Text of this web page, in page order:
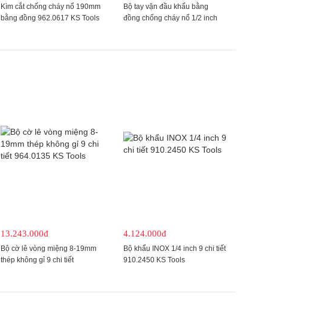
Kìm cắt chống cháy nổ 190mm
bằng đồng 962.0617 KS Tools
Bộ tay vặn đầu khẩu bằng
đồng chống cháy nổ 1/2 inch
13.243.000đ
Bộ cờ lê vòng miệng 8-19mm
thép không gỉ 9 chi tiết
4.124.000đ
Bộ khẩu INOX 1/4 inch 9 chi tiết
910.2450 KS Tools